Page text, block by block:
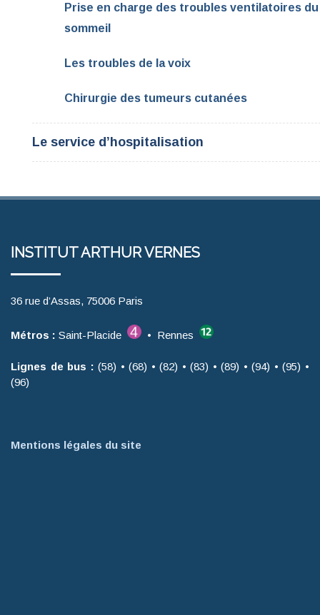
Prise en charge des troubles ventilatoires du
sommeil
Les troubles de la voix
Chirurgie des tumeurs cutanées
Le service d’hospitalisation
INSTITUT ARTHUR VERNES
36 rue d’Assas, 75006 Paris
Métros : Saint-Placide • Rennes
Lignes de bus : (58) • (68) • (82) • (83) • (89) • (94) • (95) •
(96)
Mentions légales du site